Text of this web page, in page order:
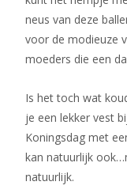
neus van deze
voor de modieuze
moeders die een
Is het toch wat
je een lekker vest
Koningsdag met
kan natuurlijk
natuurlijk.